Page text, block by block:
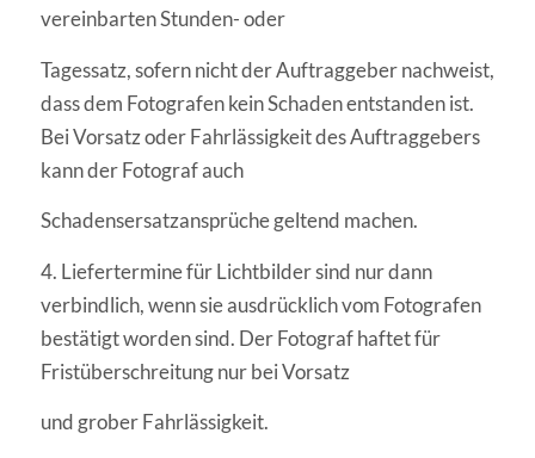
vereinbarten Stunden- oder
Tagessatz, sofern nicht der Auftraggeber nachweist,
dass dem Fotografen kein Schaden entstanden ist.
Bei Vorsatz oder Fahrlässigkeit des Auftraggebers
kann der Fotograf auch
Schadensersatzansprüche geltend machen.
4. Liefertermine für Lichtbilder sind nur dann
verbindlich, wenn sie ausdrücklich vom Fotografen
bestätigt worden sind. Der Fotograf haftet für
Fristüberschreitung nur bei Vorsatz
und grober Fahrlässigkeit.